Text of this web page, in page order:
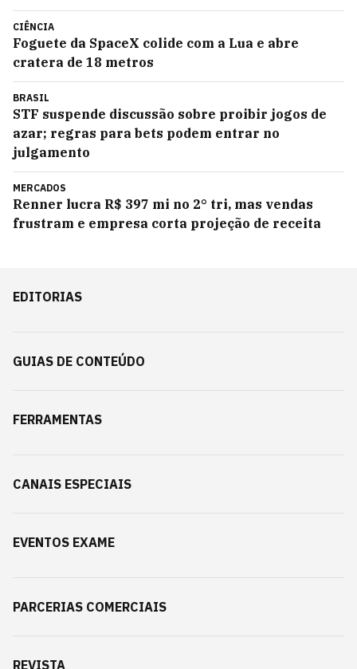
CIÊNCIA
Foguete da SpaceX colide com a Lua e abre
cratera de 18 metros
BRASIL
STF suspende discussão sobre proibir jogos de
azar; regras para bets podem entrar no
julgamento
MERCADOS
Renner lucra R$ 397 mi no 2° tri, mas vendas
frustram e empresa corta projeção de receita
EDITORIAS
GUIAS DE CONTEÚDO
FERRAMENTAS
CANAIS ESPECIAIS
EVENTOS EXAME
PARCERIAS COMERCIAIS
REVISTA